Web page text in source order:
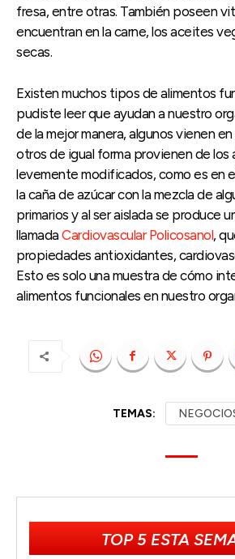
fresa, entre otras. También poseen
encuentran en la carne, los aceites
secas.
Existen muchos tipos de alimentos
pudiste leer que ayudan a nuestro
de la mejor manera, algunos vienen
otros de igual forma provienen de los
levemente modificados, como es en
la caña de azúcar con la mezcla de
primarios y al ser aislada se produce
llamadaCardiovascular Policosanol,
propiedades antioxidantes,
Esto es solo una muestra de cómo
alimentos funcionales en nuestro
TEMAS:
TOP 5 ESTA